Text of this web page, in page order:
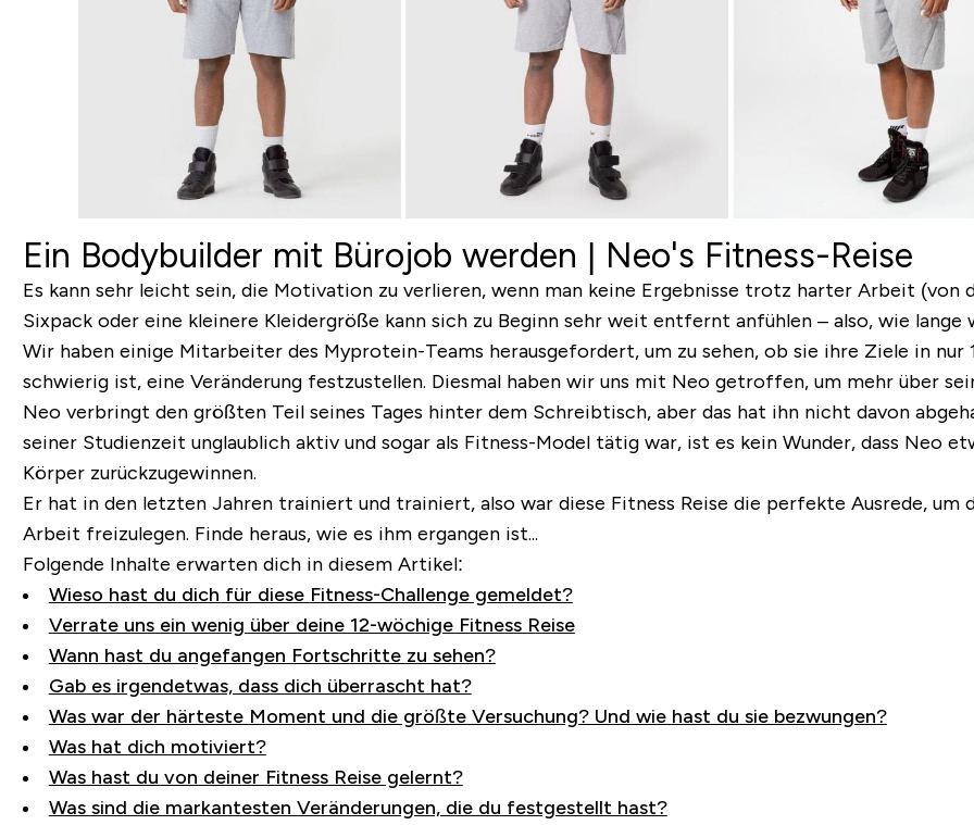
Ein Bodybuilder mit Bürojob werden | Neo's Fitness-Reise
Es kann sehr leicht sein, die Motivation zu verlieren, wenn man keine Ergebnisse trotz harter Arbeit (von
Sixpack oder eine kleinere Kleidergröße kann sich zu Beginn sehr weit entfernt anfühlen – also, wie lange
Wir haben einige Mitarbeiter des Myprotein-Teams herausgefordert, um zu sehen, ob sie ihre Ziele in nur
schwierig ist, eine Veränderung festzustellen. Diesmal haben wir uns mit Neo getroffen, um mehr über
Neo verbringt den größten Teil seines Tages hinter dem Schreibtisch, aber das hat ihn nicht davon
seiner Studienzeit unglaublich aktiv und sogar als Fitness-Model tätig war, ist es kein Wunder, dass Neo
Körper zurückzugewinnen.
Er hat in den letzten Jahren trainiert und trainiert, also war diese Fitness Reise die perfekte Ausrede, um
Arbeit freizulegen. Finde heraus, wie es ihm ergangen ist...
Folgende Inhalte erwarten dich in diesem Artikel:
Wieso hast du dich für diese Fitness-Challenge gemeldet?
Verrate uns ein wenig über deine 12-wöchige Fitness Reise
Wann hast du angefangen Fortschritte zu sehen?
Gab es irgendetwas, dass dich überrascht hat?
Was war der härteste Moment und die größte Versuchung? Und wie hast du sie bezwungen?
Was hat dich motiviert?
Was hast du von deiner Fitness Reise gelernt?
Was sind die markantesten Veränderungen, die du festgestellt hast?